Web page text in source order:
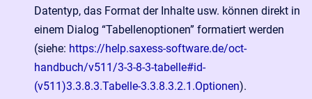
Datentyp, das Format der Inhalte usw. können direkt in
einem Dialog “Tabellenoptionen” formatiert werden
(siehe: https://help.saxess-software.de/oct-
handbuch/v511/3-3-8-3-tabelle#id-
(v511)3.3.8.3.Tabelle-3.3.8.3.2.1.Optionen).